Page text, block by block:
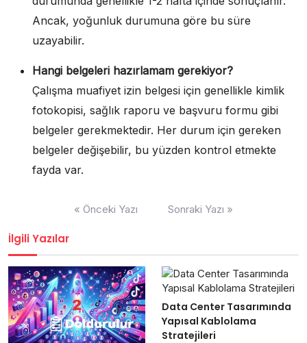
Ancak, yoğunluk durumuna göre bu süre
uzayabilir.
Hangi belgeleri hazırlamam gerekiyor?
Çalışma muafiyet izin belgesi için genellikle kimlik
fotokopisi, sağlık raporu ve başvuru formu gibi
belgeler gerekmektedir. Her durum için gereken
belgeler değişebilir, bu yüzden kontrol etmekte
fayda var.
« Önceki Yazı Sonraki Yazı »
İlgili Yazılar
Data Center Tasarımında
Yapısal Kablolama
Stratejileri